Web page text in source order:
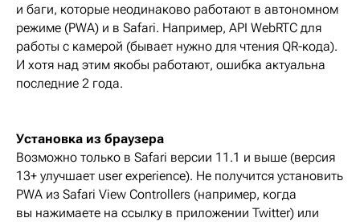
и баги, которые неодинаково работают в автономном
режиме (PWA) и в Safari. Например, API WebRTC для
работы с камерой (бывает нужно для чтения QR-кода).
И хотя над этим якобы работают, ошибка актуальна
последние 2 года.
Установка из браузера
Возможно только в Safari версии 11.1 и выше (версия
13+ улучшает user experience). Не получится установить
PWA из Safari View Controllers (например, когда
вы нажимаете на ссылку в приложении Twitter) или